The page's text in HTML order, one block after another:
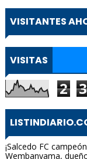
VISITANTES
VISITAS
2 3
¡Salcedo FC
Wembanyama,